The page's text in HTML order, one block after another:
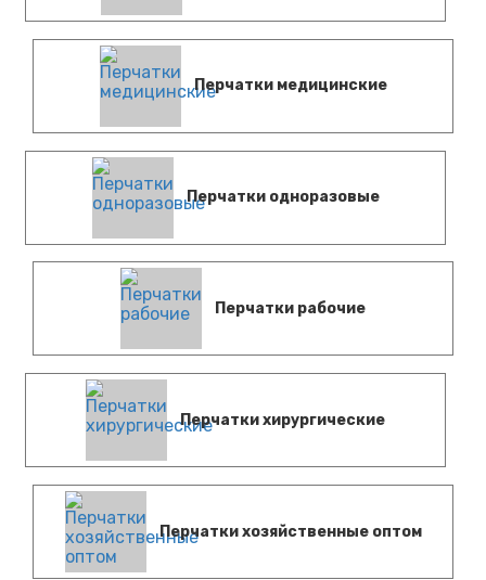
Перчатки медицинские
Перчатки одноразовые
Перчатки рабочие
Перчатки хирургические
Перчатки хозяйственные оптом